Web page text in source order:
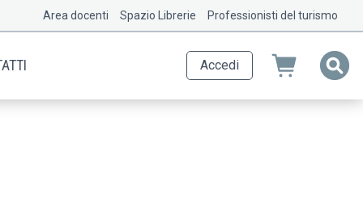
Area docenti Spazio Librerie Professionisti del turismo
Accedi